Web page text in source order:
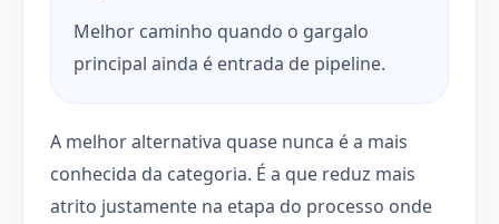
Melhor caminho quando o gargalo
principal ainda é entrada de pipeline.
A melhor alternativa quase nunca é a mais
conhecida da categoria. É a que reduz mais
atrito justamente na etapa do processo onde